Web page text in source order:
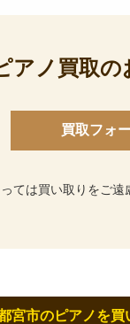
アノ買取の
買取フォ
ては買い取りをご
宮市のピアノを買